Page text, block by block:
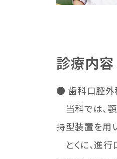
診療内容
● 歯科口腔外
当科では、
持型装置を用
とくに、進